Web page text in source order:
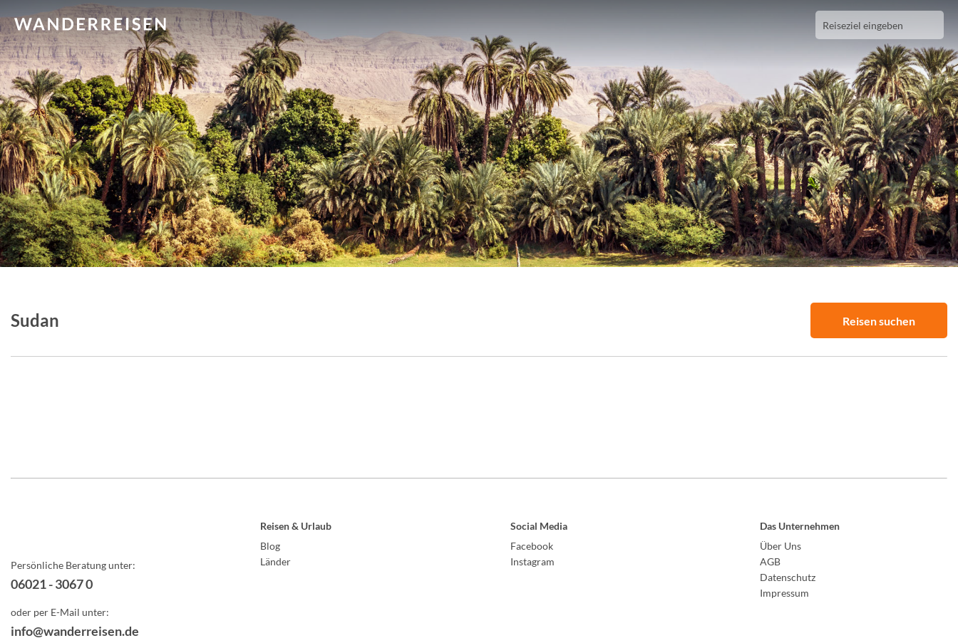
Sudan Reisen suchen
Persönliche Beratung unter:
06021 - 3067 0
oder per E-Mail unter:
info@wanderreisen.de
Reisen & Urlaub
Blog
Länder
Social Media
Facebook
Instagram
Das Unternehmen
Über Uns
AGB
Datenschutz
Impressum